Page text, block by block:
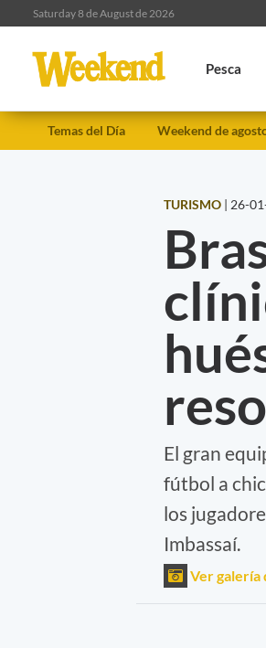
Saturday 8 de August de 2026
Pesca
Temas del Día Weekend de
TURISMO | 26-
El gran
fútbol a
los
Imbassaí.
Ver galería